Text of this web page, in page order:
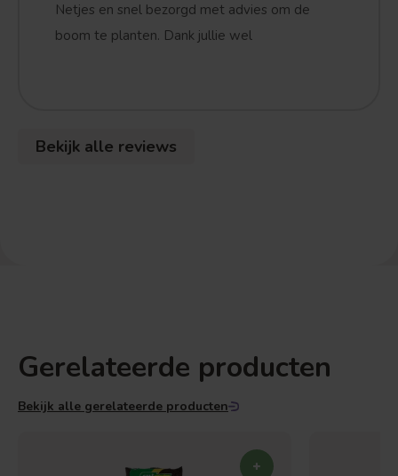
Netjes en snel bezorgd met advies om de
boom te planten. Dank jullie wel
Bekijk alle reviews
Gerelateerde producten
Bekijk alle gerelateerde producten